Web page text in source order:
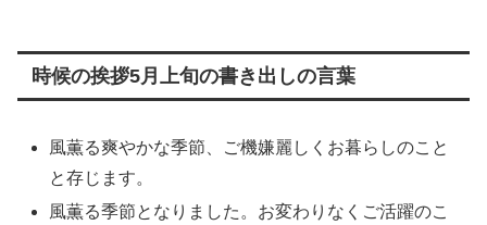
時候の挨拶5月上旬の書き出しの言葉
風薫る爽やかな季節、ご機嫌麗しくお暮らしのこと
と存じます。
風薫る季節となりました。お変わりなくご活躍のこ